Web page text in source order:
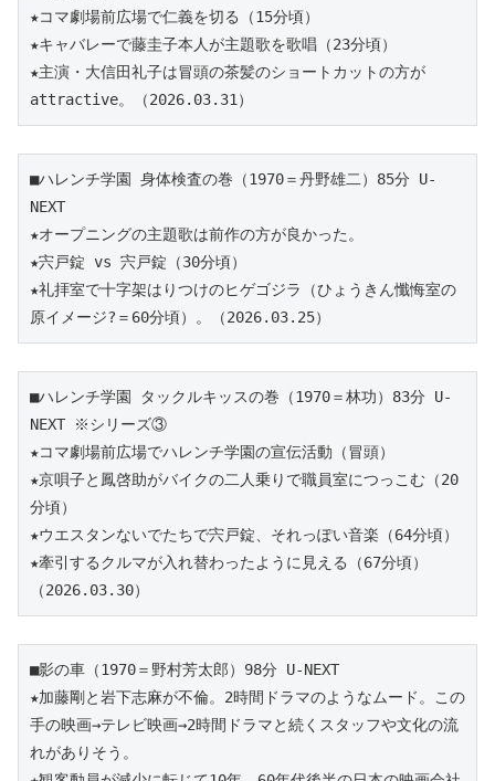
★コマ劇場前広場で仁義を切る（15分頃）
★キャバレーで藤圭子本人が主題歌を歌唱（23分頃）
★主演・大信田礼子は冒頭の茶髪のショートカットの方が
attractive。
（2026.03.31）
■ハレンチ学園 身体検査の巻（1970＝丹野雄二）85分 U-
NEXT
★オープニングの主題歌は前作の方が良かった。
★宍戸錠 vs 宍戸錠（30分頃）
★礼拝室で十字架はりつけのヒゲゴジラ（ひょうきん懺悔室の
原イメージ?＝60分頃）。（2026.03.25）
■ハレンチ学園 タックルキッスの巻（1970＝林功）83分 U-
NEXT ※シリーズ③
★コマ劇場前広場でハレンチ学園の宣伝活動（冒頭）
★京唄子と鳳啓助がバイクの二人乗りで職員室につっこむ（20
分頃）
★ウエスタンないでたちで宍戸錠、それっぽい音楽（64分頃）
★牽引するクルマが入れ替わったように見える（67分頃）
（2026.03.30）
■影の車（1970＝野村芳太郎）98分 U-NEXT
★加藤剛と岩下志麻が不倫。2時間ドラマのようなムード。この
手の映画→テレビ映画→2時間ドラマと続くスタッフや文化の流
れがありそう。